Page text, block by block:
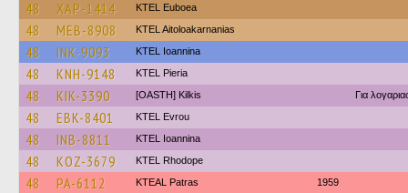
48 XAP-1414 ΚΤΕL Euboea
48 MEB-8908 KTEL Aitoloakarnanias
48 INK-9093 KTEL Ioannina
48 KNH-9148 KTEL Pieria
48 KIK-3390 [OASTH] Kilkis Για
48 EBK-8401 KTEL Evrou
48 INB-8811 KTEL Ioannina
48 KOZ-3679 KTEL Rhodope
48 PA-6112 KTEAL Patras 1959